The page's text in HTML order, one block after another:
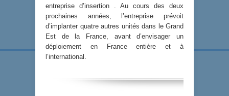
entreprise d’insertion . Au cours des deux
prochaines années, l’entreprise prévoit
d’implanter quatre autres unités dans le Grand
Est de la France, avant d’envisager un
déploiement en France entière et à
l’international.